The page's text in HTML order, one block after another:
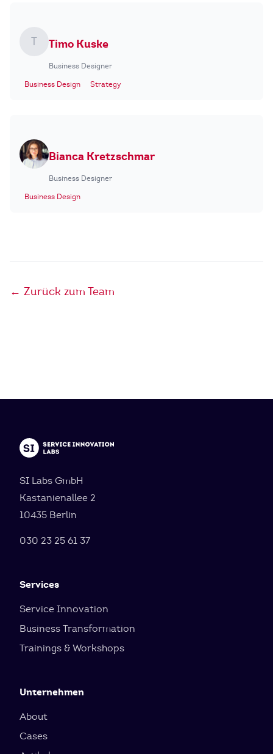
T Timo Kuske
Business Designer
Business Design
Strategy
Bianca Kretzschmar
Business Designer
Business Design
← Zurück zum Team
SI Labs GmbH
Kastanienallee 2
10435 Berlin
030 23 25 61 37
Services
Service Innovation
Business Transformation
Trainings & Workshops
Unternehmen
About
Cases